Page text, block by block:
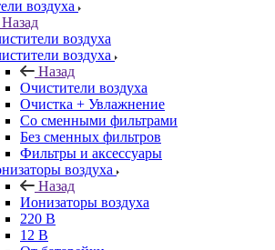
воздуха
Назад
воздуха
воздуха
Назад
Очистители воздуха
Очистка + Увлажнение
Cо сменными фильтрами
Без сменных фильтров
Фильтры и аксессуары
воздуха
Назад
Ионизаторы воздуха
220 В
12 В